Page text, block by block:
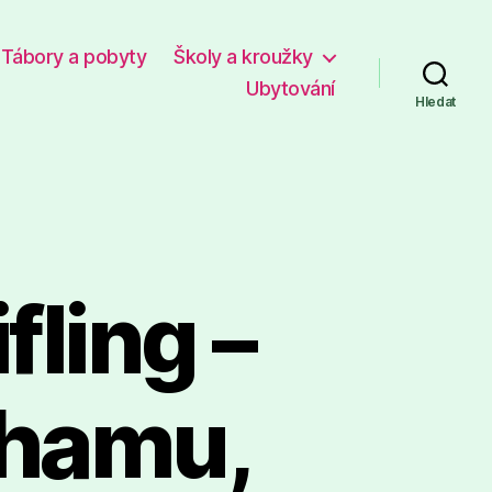
Tábory a pobyty
Školy a kroužky
Ubytování
Hledat
–